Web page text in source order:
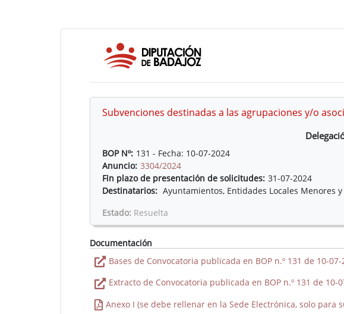
Subvenciones destinadas a las agrupaciones y/o
BOP Nº: 131 - Fecha: 10-07-2024
Anuncio: 3304/2024
Fin plazo de presentación de solicitudes: 31-07-2024
Destinatarios: Ayuntamientos, Entidades Locales Menores
Estado: Resuelta
Documentación
Bases de Convocatoria publicada en BOP n.º 131 de 10-07-
Extracto de Convocatoria publicada en BOP n.º 131 de 10-
Anexo I (se debe rellenar en la Sede Electrónica, solo para